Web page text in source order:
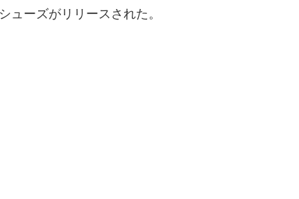
ューズがリリースされた。